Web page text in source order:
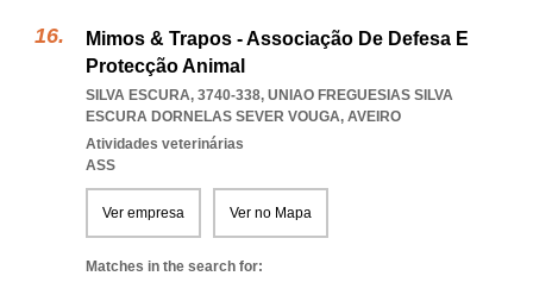
Mimos & Trapos - Associação De Defesa E
Protecção Animal
SILVA ESCURA, 3740-338, UNIAO FREGUESIAS SILVA
ESCURA DORNELAS SEVER VOUGA, AVEIRO
Atividades veterinárias
ASS
Ver empresa Ver no Mapa
Matches in the search for: